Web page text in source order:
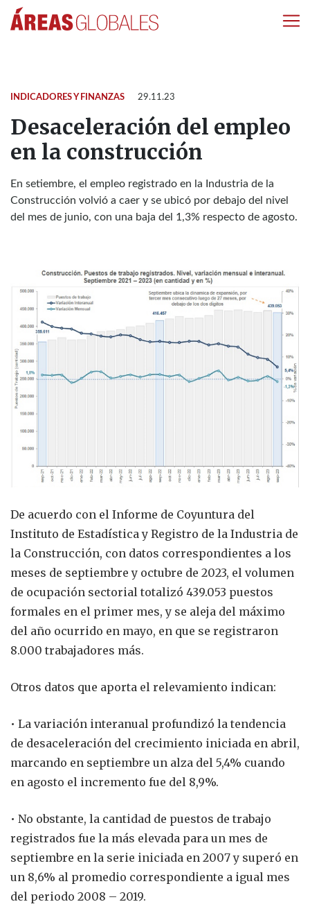
INDICADORES Y FINANZAS 29.11.23
Desaceleración del empleo
en la construcción
En setiembre, el empleo registrado en la Industria de la
Construcción volvió a caer y se ubicó por debajo del nivel
del mes de junio, con una baja del 1,3% respecto de agosto.
De acuerdo con el Informe de Coyuntura del
Instituto de Estadística y Registro de la Industria de
la Construcción, con datos correspondientes a los
meses de septiembre y octubre de 2023, el volumen
de ocupación sectorial totalizó 439.053 puestos
formales en el primer mes, y se aleja del máximo
del año ocurrido en mayo, en que se registraron
8.000 trabajadores más.
Otros datos que aporta el relevamiento indican:
• La variación interanual profundizó la tendencia
de desaceleración del crecimiento iniciada en abril,
marcando en septiembre un alza del 5,4% cuando
en agosto el incremento fue del 8,9%.
• No obstante, la cantidad de puestos de trabajo
registrados fue la más elevada para un mes de
septiembre en la serie iniciada en 2007 y superó en
un 8,6% al promedio correspondiente a igual mes
del periodo 2008 – 2019.